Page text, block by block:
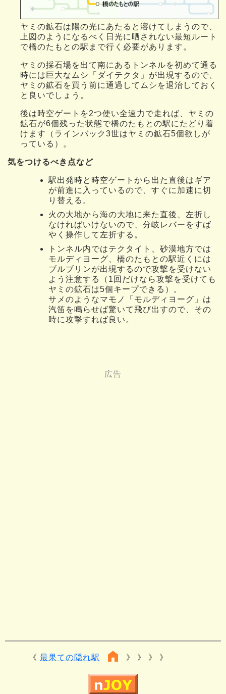
ヤミの鉱石は陽の光にあたると溶けてしまうので、
上図のようになるべく日光に晒されない最短ルート
で橋のたもとの駅まで行く必要があります。
ヤミの採石場を出て南にあるトンネルを初めて通る
時には巨大なムシ「ダイテクタ」が出現するので、
ヤミの鉱石を買う前に通過してムシを退治しておく
と良いでしょう。
後は時空ゲートを2つ使い全速力で走れば、ヤミの
鉱石が6個残った状態で橋のたもとの駅にたどり着
けます（ラインバック3世はヤミの鉱石5個欲しが
っている）。
気をつけるべき点など
駅出発時と時空ゲートから出た直後はギア
が前進に入っているので、すぐに加速に切
り替える。
火の大地から海の大地に来た直後、左折し
なければいけないので、分岐レバーをすば
やく操作して左折する。
トンネル内ではテクタイト、砂漠地方では
モルディヨーグ、橋のたもとの駅近くには
ブルブリンが出現するので攻撃を受けない
よう注意する（1回だけなら攻撃を受けても
ヤミの鉱石は5個キープできる）。
サメのようなマモノ「モルディヨーグ」は
汽笛を鳴らせば驚いて飛び出すので、その
時に攻撃すれば良い。
最果ての隠れ駅 》 》 》